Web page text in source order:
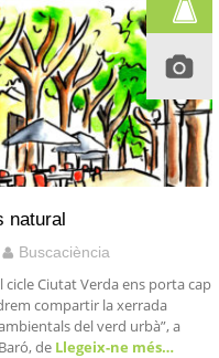
natural
Buscaciència
cicle Ciutat Verda ens porta cap
compartir la xerrada
del verd urbà”, a
de Llegeix-ne més…